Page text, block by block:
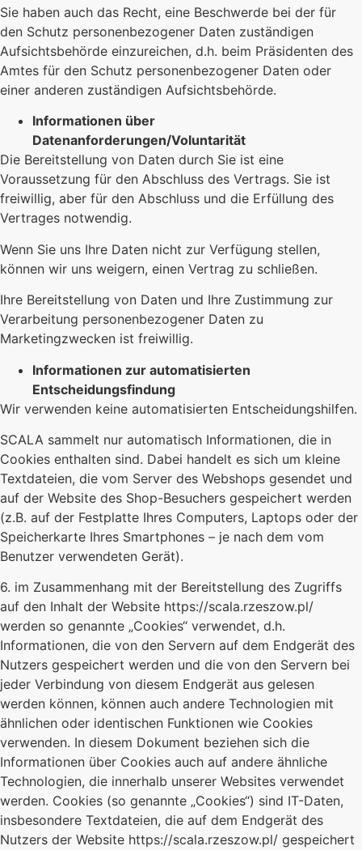
Sie haben auch das Recht, eine Beschwerde bei der für
den Schutz personenbezogener Daten zuständigen
Aufsichtsbehörde einzureichen, d.h. beim Präsidenten des
Amtes für den Schutz personenbezogener Daten oder
einer anderen zuständigen Aufsichtsbehörde.
Informationen über
Datenanforderungen/Voluntarität
Die Bereitstellung von Daten durch Sie ist eine
Voraussetzung für den Abschluss des Vertrags. Sie ist
freiwillig, aber für den Abschluss und die Erfüllung des
Vertrages notwendig.
Wenn Sie uns Ihre Daten nicht zur Verfügung stellen,
können wir uns weigern, einen Vertrag zu schließen.
Ihre Bereitstellung von Daten und Ihre Zustimmung zur
Verarbeitung personenbezogener Daten zu
Marketingzwecken ist freiwillig.
Informationen zur automatisierten
Entscheidungsfindung
Wir verwenden keine automatisierten Entscheidungshilfen.
SCALA sammelt nur automatisch Informationen, die in
Cookies enthalten sind. Dabei handelt es sich um kleine
Textdateien, die vom Server des Webshops gesendet und
auf der Website des Shop-Besuchers gespeichert werden
(z.B. auf der Festplatte Ihres Computers, Laptops oder der
Speicherkarte Ihres Smartphones – je nach dem vom
Benutzer verwendeten Gerät).
6. im Zusammenhang mit der Bereitstellung des Zugriffs
auf den Inhalt der Website https://scala.rzeszow.pl/
werden so genannte „Cookies“ verwendet, d.h.
Informationen, die von den Servern auf dem Endgerät des
Nutzers gespeichert werden und die von den Servern bei
jeder Verbindung von diesem Endgerät aus gelesen
werden können, können auch andere Technologien mit
ähnlichen oder identischen Funktionen wie Cookies
verwenden. In diesem Dokument beziehen sich die
Informationen über Cookies auch auf andere ähnliche
Technologien, die innerhalb unserer Websites verwendet
werden. Cookies (so genannte „Cookies“) sind IT-Daten,
insbesondere Textdateien, die auf dem Endgerät des
Nutzers der Website https://scala.rzeszow.pl/ gespeichert